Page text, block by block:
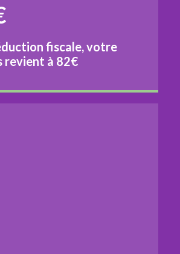
fiscale, votre
revient à 82€